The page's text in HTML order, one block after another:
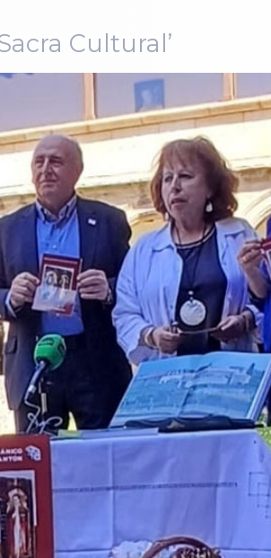
Cultural’